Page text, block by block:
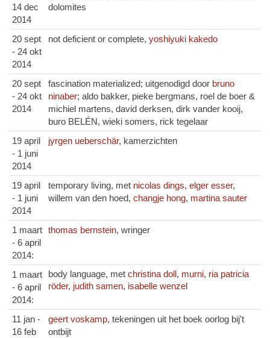
14 dec
2014
dolomites
20 sept
- 24 okt
2014
not deficient or complete, yoshiyuki kakedo
20 sept
- 24 okt
2014
fascination materialized; uitgenodigd door bruno
ninaber; aldo bakker, pieke bergmans, roel de boer &
michiel martens, david derksen, dirk vander kooij,
buro BELÉN, wieki somers, rick tegelaar
19 april
- 1 juni
2014
jyrgen ueberschär, kamerzichten
19 april
- 1 juni
2014
temporary living, met nicolas dings, elger esser,
willem van den hoed, changje hong, martina sauter
1 maart
- 6 april
2014:
thomas bernstein, wringer
1 maart
- 6 april
2014:
body language, met christina doll, murni, ria patricia
röder, judith samen, isabelle wenzel
11 jan -
16 feb
geert voskamp, tekeningen uit het boek oorlog bij't
ontbijt